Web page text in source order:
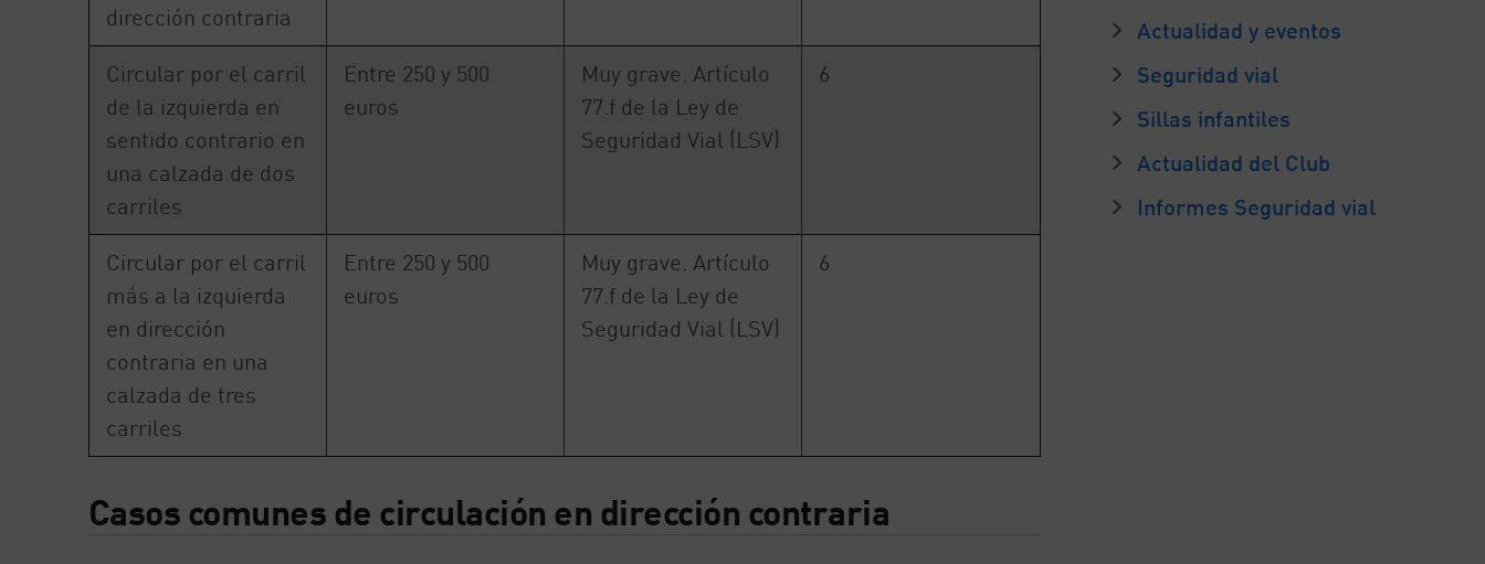
dirección contraria
Circular por el carril
de la izquierda en
sentido contrario en
una calzada de dos
carriles
Entre 250 y 500
euros
Muy grave. Artículo
77.f de la Ley de
Seguridad Vial (LSV)
6
Circular por el carril
más a la izquierda
en dirección
contraria en una
calzada de tres
carriles
Entre 250 y 500
euros
Muy grave. Artículo
77.f de la Ley de
Seguridad Vial (LSV)
6
Casos comunes de circulación en dirección contraria
Actualidad y eventos
Seguridad vial
Sillas infantiles
Actualidad del Club
Informes Seguridad vial